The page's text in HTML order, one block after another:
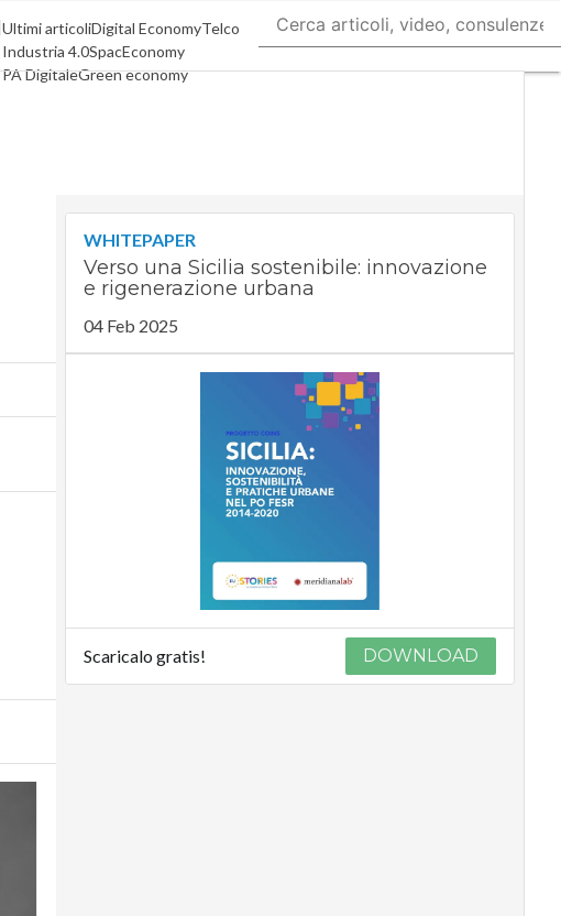
Ultimi articoliDigital EconomyTelco
Industria 4.0SpacEconomy
PA DigitaleGreen economy
WHITEPAPER
Verso una Sicilia sostenibile: innovazione
e rigenerazione urbana
04 Feb 2025
Scaricalo gratis! DOWNLOAD